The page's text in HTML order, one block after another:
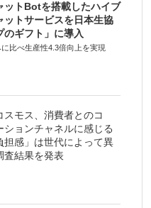
ットBotを搭載したハイブ
ットサービスを日本生協
のギフト」に導入
比べ生産性4.3倍向上を実現
スモス、消費者とのコ
ションチャネルに感じる
担感」は世代によって異
査結果を発表